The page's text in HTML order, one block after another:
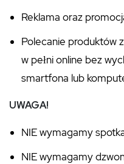
Reklama oraz
Polecanie produktów
w pełni online bez
smartfona lub
UWAGA!
NIE wymagamy
NIE wymagamy